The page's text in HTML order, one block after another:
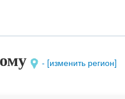
- [изменить регион]